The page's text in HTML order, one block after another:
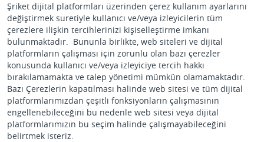
Şriket dijital platformları üzerinden çerez kullanım ayarlarını
değiştirmek suretiyle kullanıcı ve/veya izleyicilerin tüm
çerezlere ilişkin tercihlerinizi kişiselleştirme imkanı
bulunmaktadır. Bununla birlikte, web siteleri ve dijital
platformların çalışması için zorunlu olan bazı çerezler
konusunda kullanıcı ve/veya izleyiciye tercih hakkı
bırakılamamakta ve talep yönetimi mümkün olamamaktadır.
Bazı Çerezlerin kapatılması halinde web sitesi ve tüm dijital
platformlarımızdan çeşitli fonksiyonların çalışmasının
engellenebileceğini bu nedenle web sitesi veya dijital
platformlarımızın bu seçim halinde çalışmayabileceğini
belirtmek isteriz.